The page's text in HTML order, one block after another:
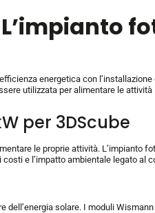
energetica con
utilizzata per alimentare le
per 3DScube
le proprie attività. L’impianto
e l’impatto ambientale legato al
solare. I moduli